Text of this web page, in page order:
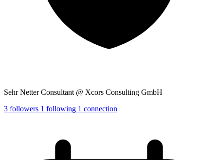
Sehr Netter Consultant @ Xcors Consulting GmbH
3 followers 1 following 1 connection